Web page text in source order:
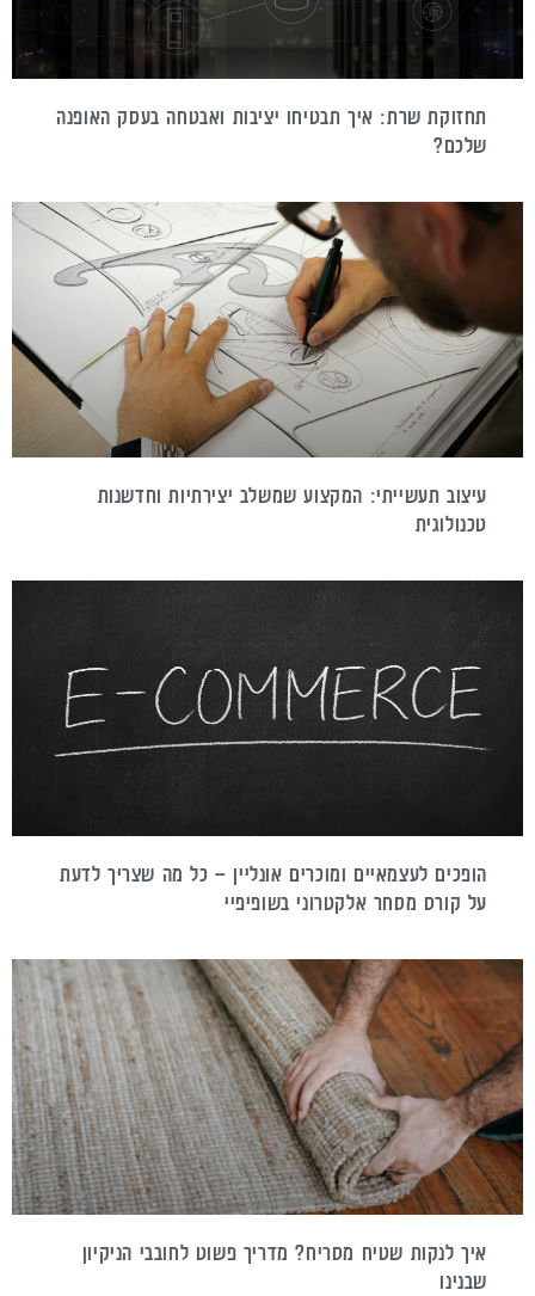
תחזוקת שרת: איך תבטיחו יציבות ואבטחה בעסק האופנה
שלכם?
עיצוב תעשייתי: המקצוע שמשלב יצירתיות וחדשנות
טכנולוגית
הופכים לעצמאיים ומוכרים אונליין – כל מה שצריך לדעת
על קורס מסחר אלקטרוני בשופיפיי
איך לנקות שטיח מסריח? מדריך פשוט לחובבי הניקיון
שבנינו